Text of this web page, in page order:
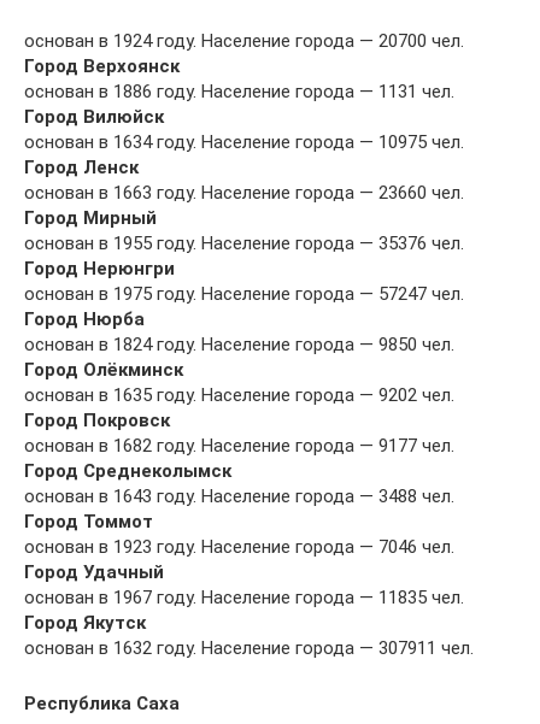
основан в 1924 году. Население города — 20700 чел.
Город Верхоянск
основан в 1886 году. Население города — 1131 чел.
Город Вилюйск
основан в 1634 году. Население города — 10975 чел.
Город Ленск
основан в 1663 году. Население города — 23660 чел.
Город Мирный
основан в 1955 году. Население города — 35376 чел.
Город Нерюнгри
основан в 1975 году. Население города — 57247 чел.
Город Нюрба
основан в 1824 году. Население города — 9850 чел.
Город Олёкминск
основан в 1635 году. Население города — 9202 чел.
Город Покровск
основан в 1682 году. Население города — 9177 чел.
Город Среднеколымск
основан в 1643 году. Население города — 3488 чел.
Город Томмот
основан в 1923 году. Население города — 7046 чел.
Город Удачный
основан в 1967 году. Население города — 11835 чел.
Город Якутск
основан в 1632 году. Население города — 307911 чел.
Республика Саха